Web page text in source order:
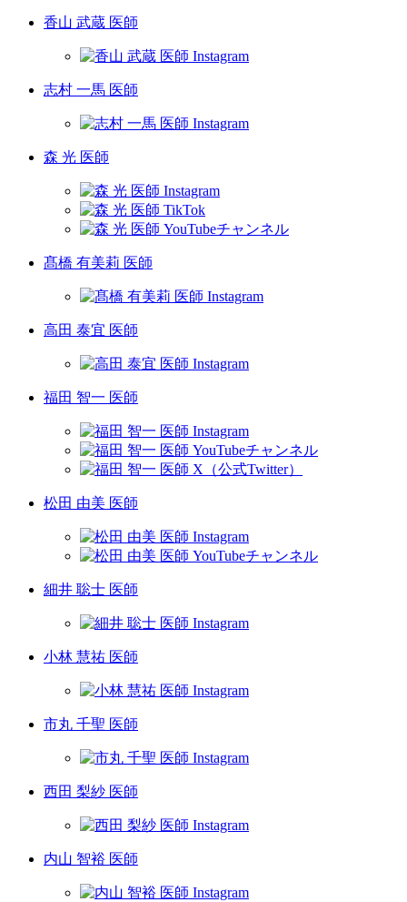
香山 武蔵 医師
志村 一馬 医師
森 光 医師
髙橋 有美莉 医師
高田 泰宜 医師
福田 智一 医師
松田 由美 医師
細井 聡士 医師
小林 慧祐 医師
市丸 千聖 医師
西田 梨紗 医師
内山 智裕 医師